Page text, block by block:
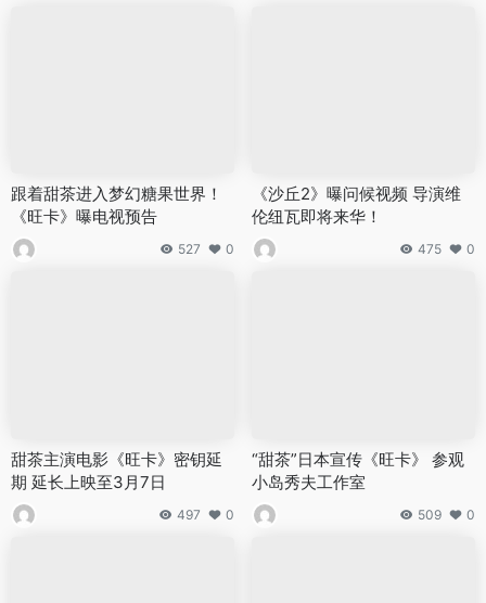
跟着甜茶进入梦幻糖果世界！
《旺卡》曝电视预告
527 0
《沙丘2》曝问候视频 导演维
伦纽瓦即将来华！
475 0
甜茶主演电影《旺卡》密钥延
期 延长上映至3月7日
497 0
“甜茶”日本宣传《旺卡》 参观
小岛秀夫工作室
509 0